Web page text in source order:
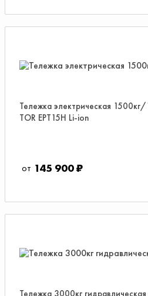
Тележка электрическая
TOR EPT15H Li-ion
145 900 ₽
Тележка 3000кг гидравлическая